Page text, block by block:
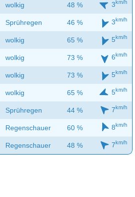
wolkig 48 % 3km/h
Sprühregen 46 % 3km/h
wolkig 65 % 5km/h
wolkig 73 % 6km/h
wolkig 73 % 5km/h
wolkig 65 % 5km/h
Sprühregen 44 % 7km/h
Regenschauer 60 % 8km/h
Regenschauer 48 % 7km/h